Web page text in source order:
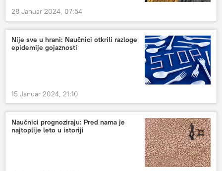
28 Januar 2024, 07:54
Nije sve u hrani: Naučnici otkrili razloge
epidemije gojaznosti
15 Januar 2024, 21:10
Naučnici prognoziraju: Pred nama je
najtoplije leto u istoriji